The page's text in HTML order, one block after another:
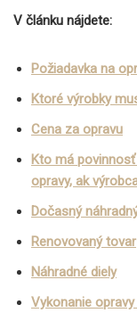
V článku nájdete:
Požiadavka na
Ktoré výrobky
Cena za opravu
Kto má
opravy, ak
Dočasný
Renovovaný tovar
Náhradné diely
Vykonanie